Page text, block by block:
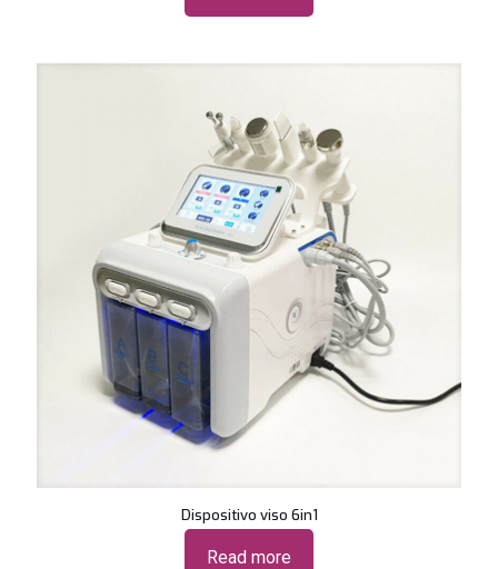
Dispositivo viso 6in1
Read more